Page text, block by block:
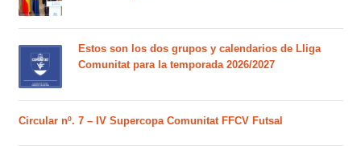
Estos son los dos grupos y calendarios de Lliga
Comunitat para la temporada 2026/2027
Circular nº. 7 – IV Supercopa Comunitat FFCV Futsal